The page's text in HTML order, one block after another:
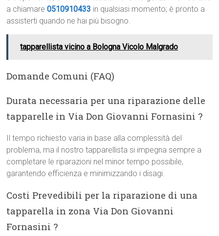
a chiamare0510910433 in qualsiasi momento; è pronto a
assisterti quando ne hai più bisogno.
tapparellista vicino a Bologna Vicolo Malgrado
Domande Comuni (FAQ)
Durata necessaria per una riparazione delle
tapparelle in Via Don Giovanni Fornasini ?
Il tempo richiesto varia in base alla complessità del
problema, ma il nostro tapparellista si impegna sempre a
completare le riparazioni nel minor tempo possibile,
garantendo efficienza e minimizzando i disagi.
Costi Prevedibili per la riparazione di una
tapparella in zona Via Don Giovanni
Fornasini ?